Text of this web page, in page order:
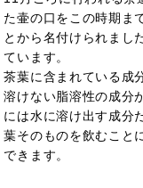
た壷の口をこの時期ま
とから名付けられまし
ています。
茶葉に含まれている成
溶けない脂溶性の成分
には水に溶け出す成分
葉そのものを飲むこと
できます。